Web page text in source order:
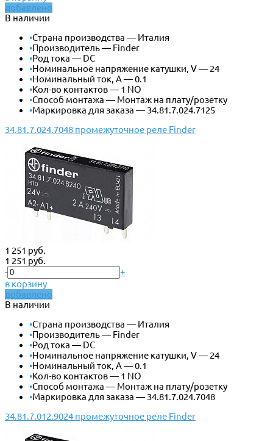
добавлено
В наличии
•Страна производства — Италия
•Производитель — Finder
•Род тока — DC
•Номинальное напряжение катушки, V — 24
•Номинальный ток, А — 0.1
•Кол-во контактов — 1 NO
•Способ монтажа — Монтаж на плату/розетку
•Маркировка для заказа — 34.81.7.024.7125
34.81.7.024.7048 промежуточное реле Finder
1 251 руб.
1 251 руб.
-
+
в корзину
добавлено
В наличии
•Страна производства — Италия
•Производитель — Finder
•Род тока — DC
•Номинальное напряжение катушки, V — 24
•Номинальный ток, А — 0.1
•Кол-во контактов — 1 NO
•Способ монтажа — Монтаж на плату/розетку
•Маркировка для заказа — 34.81.7.024.7048
34.81.7.012.9024 промежуточное реле Finder